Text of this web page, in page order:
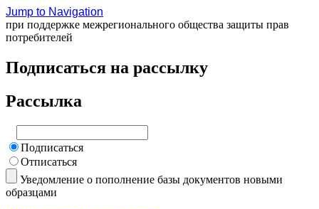
Jump to Navigation
при поддержке межрегионального общества защиты прав
потребителей
Подписаться на рассылку
Рассылка
Подписаться
Отписаться
Уведомление о пополнение базы документов новыми
образцами